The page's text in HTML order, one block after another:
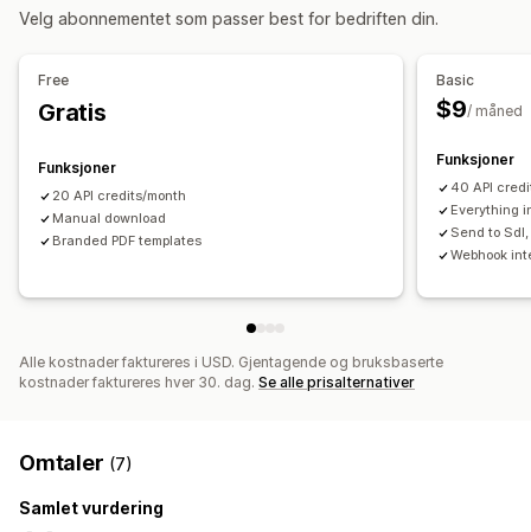
Velg abonnementet som passer best for bedriften din.
Free
Gratis
Funksjoner
20 API credits/month
Manual download
Branded PDF templates
Basic
$9/ måned
Funksjoner
40 API
Everything
Send to SdI,
Webhook
Alle kostnader faktureres i USD. Gjentagende og bruksbaserte
kostnader faktureres hver 30. dag. Se alle prisalternativer
Omtaler (7)
Samlet vurdering